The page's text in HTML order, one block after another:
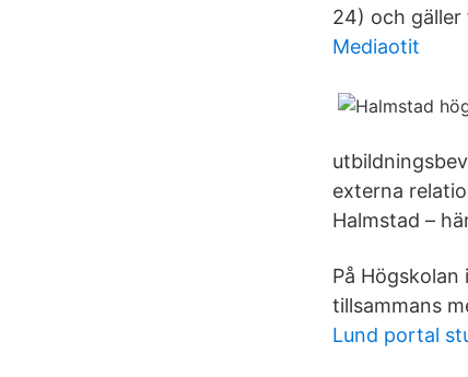
24) och gäller
Mediaotit
externa
Halmstad –
På
tillsammans
Lund portal